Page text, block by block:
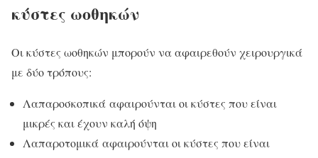
κύστες ωοθηκών
Οι κύστες ωοθηκών μπορούν να αφαιρεθούν χειρουργικά
με δύο τρόπους:
Λαπαροσκοπικά αφαιρούνται οι κύστες που είναι
μικρές και έχουν καλή όψη
Λαπαροτομικά αφαιρούνται οι κύστες που είναι